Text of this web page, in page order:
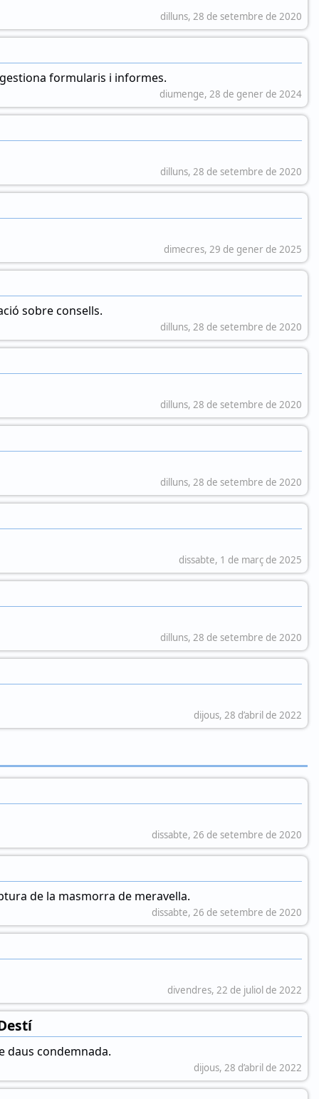
dilluns, 28 de setembre de 2020
formularis i informes.
diumenge, 28 de gener de 2024
dilluns, 28 de setembre de 2020
dimecres, 29 de gener de 2025
sobre consells.
dilluns, 28 de setembre de 2020
dilluns, 28 de setembre de 2020
dilluns, 28 de setembre de 2020
dissabte, 1 de març de 2025
dilluns, 28 de setembre de 2020
dijous, 28 d’abril de 2022
dissabte, 26 de setembre de 2020
de la masmorra de meravella.
dissabte, 26 de setembre de 2020
divendres, 22 de juliol de 2022
daus condemnada.
dijous, 28 d’abril de 2022